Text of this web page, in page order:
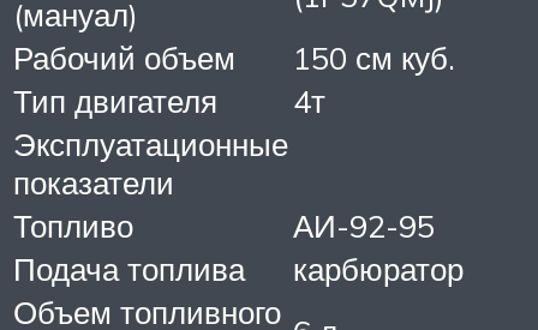
(мануал)
Рабочий объем
150 см куб.
Тип двигателя
4т
Эксплуатационные
показатели
Топливо
АИ-92-95
Подача топлива
карбюратор
Объем топливного